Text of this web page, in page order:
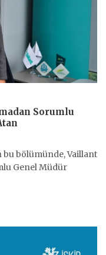
Sorumlu
bölümünde, Vaillant
Genel Müdür